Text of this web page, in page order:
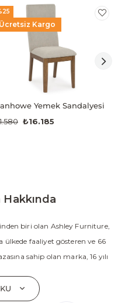
Yemek Sandalyesi
₺16.185
Ücretsiz Kargo
biri olan Ashley Furniture,
ülkede faaliyet gösteren ve 66
sahip olan marka, 16 yılı
home ofis ve ev dekorasyon